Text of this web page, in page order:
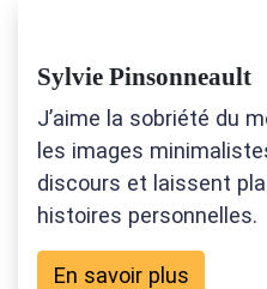
Sylvie Pinsonneault
J’aime la sobriété du
les images
discours et laissent
histoires personnelles.
En savoir plus